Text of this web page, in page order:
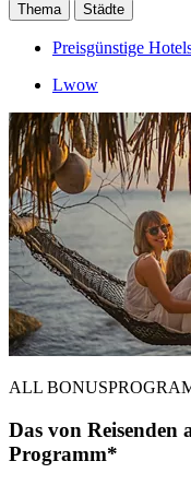
Thema Städte
Preisgünstige
Lwow
ALL
Das von Reisenden
Programm*